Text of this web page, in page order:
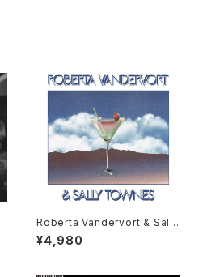
Roberta Vandervort & Sally
Townes "LP"
¥4,980